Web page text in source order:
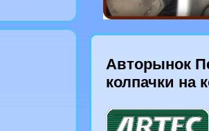
Авторынок
колпачки на